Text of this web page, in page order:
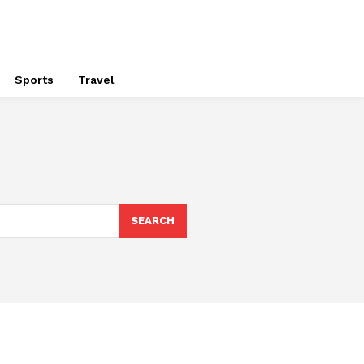
Sports Travel
SEARCH